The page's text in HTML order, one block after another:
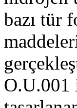
bazı tür
O.U.001